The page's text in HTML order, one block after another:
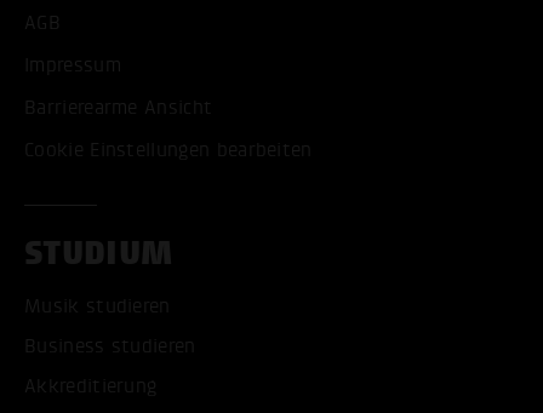
AGB
Impressum
Barrierearme Ansicht
Cookie Einstellungen bearbeiten
STUDIUM
Musik studieren
Business studieren
Akkreditierung